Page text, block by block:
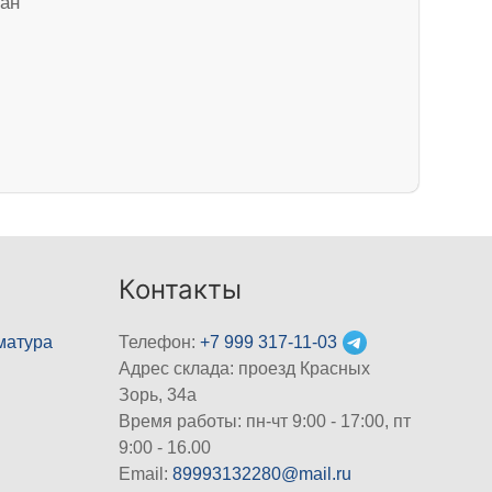
Контакты
Телефон:+7 999 317-11-03
Адрес склада: проезд Красных
Зорь, 34а
Время работы: пн-чт 9:00 - 17:00, пт
9:00 - 16.00
Email:89993132280@mail.ru